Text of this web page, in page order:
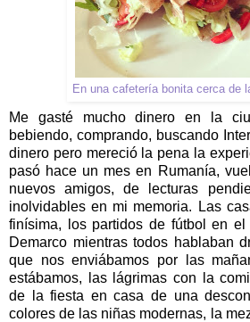
En una cafetería bonita cerca de
Me gasté mucho dinero en la
bebiendo, comprando, buscando
dinero pero mereció la pena la
pasó hace un mes en Rumanía,
nuevos amigos, de lecturas
inolvidables en mi memoria. Las
finísima, los partidos de fútbol en
Demarco mientras todos hablaban
que nos enviábamos por las
estábamos, las lágrimas con la
de la fiesta en casa de una
colores de las niñas modernas, la